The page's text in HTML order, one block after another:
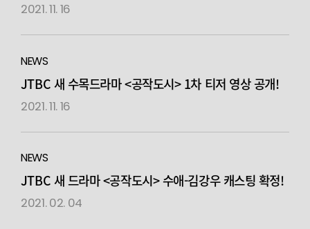
2021. 11. 16
NEWS
JTBC 새 수목드라마 <공작도시> 1차 티저 영상 공개!
2021. 11. 16
NEWS
JTBC 새 드라마 <공작도시> 수애-김강우 캐스팅 확정!
2021. 02. 04